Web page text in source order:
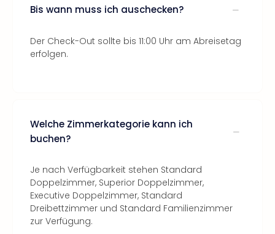
Bis wann muss ich auschecken?
Der Check-Out sollte bis 11:00 Uhr am Abreisetag
erfolgen.
Welche Zimmerkategorie kann ich
buchen?
Je nach Verfügbarkeit stehen Standard
Doppelzimmer, Superior Doppelzimmer,
Executive Doppelzimmer, Standard
Dreibettzimmer und Standard Familienzimmer
zur Verfügung.